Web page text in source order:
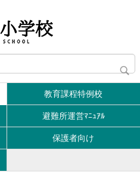
教育課程特例校
避難所運営ﾏﾆｭｱﾙ
保護者向け